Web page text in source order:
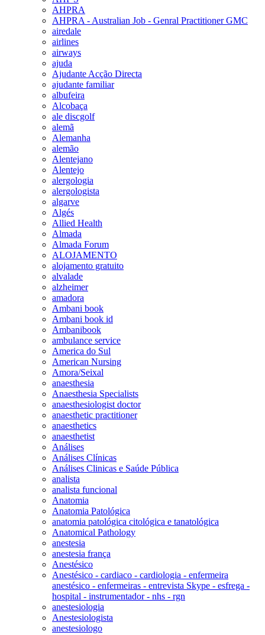
AHPRA
AHPRA - Australian Job - Genral Practitioner GMC
airedale
airlines
airways
ajuda
Ajudante Acção Directa
ajudante familiar
albufeira
Alcobaça
ale discgolf
alemã
Alemanha
alemão
Alentejano
Alentejo
alergologia
alergologista
algarve
Algés
Allied Health
Almada
Almada Forum
ALOJAMENTO
alojamento gratuito
alvalade
alzheimer
amadora
Ambani book
Ambani book id
Ambanibook
ambulance service
America do Sul
American Nursing
Amora/Seixal
anaesthesia
Anaesthesia Specialists
anaesthesiologist doctor
anaesthetic practitioner
anaesthetics
anaesthetist
Análises
Análises Clínicas
Análises Clinicas e Saúde Pública
analista
analista funcional
Anatomia
Anatomia Patológica
anatomia patológica citológica e tanatológica
Anatomical Pathology
anestesia
anestesia frança
Anestésico
Anestésico - cardiaco - cardiologia - enfermeira
anestésico - enfermeiras - entrevista Skype - esfrega -
hospital - instrumentador - nhs - rgn
anestesiologia
Anestesiologista
anestesiologo